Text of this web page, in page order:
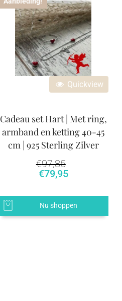
Quickview
Cadeau set Hart | Met ring,
armband en ketting 40-45
cm | 925 Sterling Zilver
€97,85
Oorspronkelijke
€79,95Huidige
Nu shoppen